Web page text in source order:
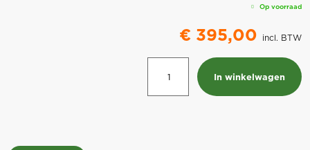
€ 395,00 incl. BTW
Op voorraad
beluchter
In winkelwagen